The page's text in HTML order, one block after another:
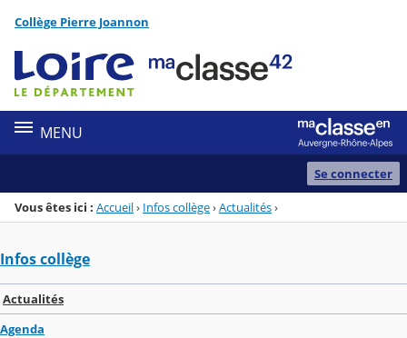
Menu de la rubrique
Contenu
Collège Pierre Joannon
MENU
Se connecter
Vous êtes ici : Accueil› Infos collège›Actualités›
Infos collège
Actualités
Agenda